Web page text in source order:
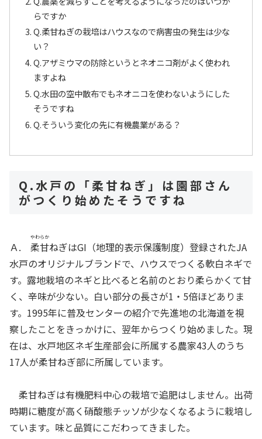
らですか
Q.柔甘ねぎの栽培はハウスなので病害虫の発生は少な
い？
Q.アザミウマの防除というとネオニコ剤がよく使われ
ますよね
Q.水田の空中散布でもネオニコを使わないようにした
そうですね
Q.そういう変化の先に有機農業がある？
Q.水戸の「柔甘ねぎ」は園部さん
がつくり始めたそうですね
Ａ. 柔甘
やわらか
ねぎはGI（地理的表示保護制度）登録されたJA
水戸のオリジナルブランドで、ハウスでつくる軟白ネギで
す。露地栽培のネギと比べると名前のとおり柔らかくて甘
く、辛味が少ない。白い部分の長さが1・5倍ほどありま
す。1995年に普及センターの紹介で先進地の北海道を視
察したことをきっかけに、翌年からつくり始めました。現
在は、水戸地区ネギ生産部会に所属する農家43人のうち
17人が柔甘ねぎ部に所属しています。
柔甘ねぎは有機肥料中心の栽培で追肥はしません。出荷
時期に糖度が高く硝酸態チッソが少なくなるように栽培し
ています。味と品質にこだわってきました。